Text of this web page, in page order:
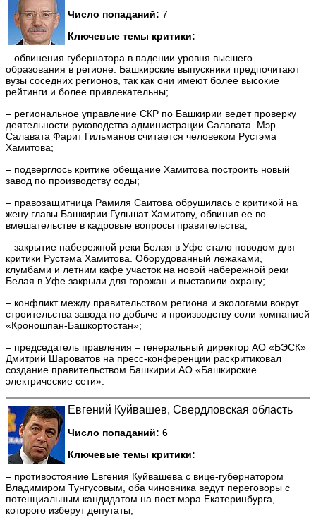
Число попаданий: 7
Ключевые темы критики:
– обвинения губернатора в падении уровня высшего
образования в регионе. Башкирские выпускники предпочитают
вузы соседних регионов, так как они имеют более высокие
рейтинги и более привлекательны;
– региональное управление СКР по Башкирии ведет проверку
деятельности руководства администрации Салавата. Мэр
Салавата Фарит Гильманов считается человеком Рустэма
Хамитова;
– подверглось критике обещание Хамитова построить новый
завод по производству соды;
– правозащитница Рамиля Саитова обрушилась с критикой на
жену главы Башкирии Гульшат Хамитову, обвинив ее во
вмешательстве в кадровые вопросы правительства;
– закрытие набережной реки Белая в Уфе стало поводом для
критики Рустэма Хамитова. Оборудованный лежаками,
клумбами и летним кафе участок на новой набережной реки
Белая в Уфе закрыли для горожан и выставили охрану;
– конфликт между правительством региона и экологами вокруг
строительства завода по добыче и производству соли компанией
«Кроношпан-Башкортостан»;
– председатель правления – генеральный директор АО «БЭСК»
Дмитрий Шароватов на пресс-конференции раскритиковал
создание правительством Башкирии АО «Башкирские
электрические сети».
Евгений Куйвашев, Свердловская область
Число попаданий: 6
Ключевые темы критики:
– противостояние Евгения Куйвашева с вице-губернатором
Владимиром Тунгусовым, оба чиновника ведут переговоры с
потенциальным кандидатом на пост мэра Екатеринбурга,
которого изберут депутаты;